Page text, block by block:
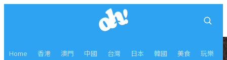
Home 香港 澳門 中國 台灣 日本 韓國 美食 玩樂